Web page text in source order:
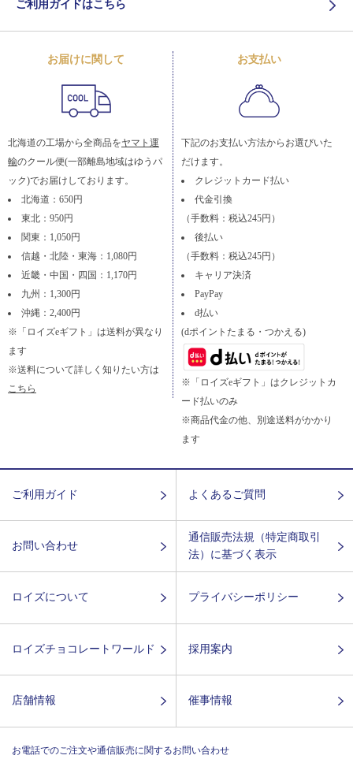
ご利用ガイドはこちら
お届けに関して
北海道の工場から全商品をヤマト運
輸のクール便(一部離島地域はゆうパ
ック)でお届けしております。
北海道：650円
東北：950円
関東：1,050円
信越・北陸・東海：1,080円
近畿・中国・四国：1,170円
九州：1,300円
沖縄：2,400円
※「ロイズeギフト」は送料が異なり
ます
※送料について詳しく知りたい方は
こちら
お支払い
下記のお支払い方法からお選びいた
だけます。
クレジットカード払い
代金引換
（手数料：税込245円）
後払い
（手数料：税込245円）
キャリア決済
PayPay
d払い
(dポイントたまる・つかえる)
※「ロイズeギフト」はクレジットカ
ード払いのみ
※商品代金の他、別途送料がかかり
ます
ご利用ガイド よくあるご質問
お問い合わせ
通信販売法規（特定商取引
法）に基づく表示
ロイズについて プライバシーポリシー
ロイズチョコレートワールド 採用案内
店舗情報 催事情報
お電話でのご注文や通信販売に関するお問い合わせ